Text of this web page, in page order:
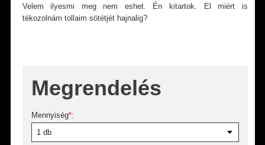
Velem ilyesmi meg nem eshet. Én kitartok. El miért is
tékozolnám tollaim sötétjét hajnalig?
Megrendelés
Mennyiség*: